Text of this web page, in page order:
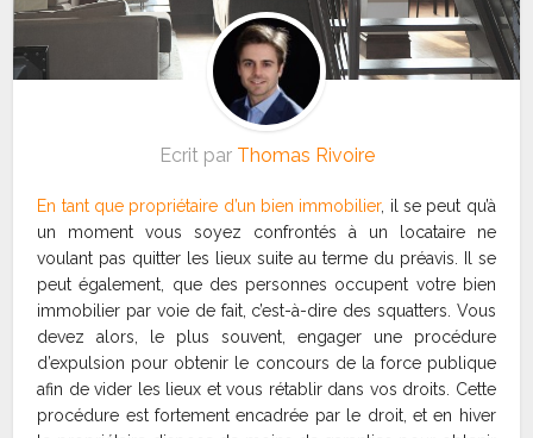
Ecrit par Thomas Rivoire
En tant que propriétaire d’un bien immobilier, il se peut qu’à
un moment vous soyez confrontés à un locataire ne
voulant pas quitter les lieux suite au terme du préavis. Il se
peut également, que des personnes occupent votre bien
immobilier par voie de fait, c’est-à-dire des squatters. Vous
devez alors, le plus souvent, engager une procédure
d’expulsion pour obtenir le concours de la force publique
afin de vider les lieux et vous rétablir dans vos droits. Cette
procédure est fortement encadrée par le droit, et en hiver